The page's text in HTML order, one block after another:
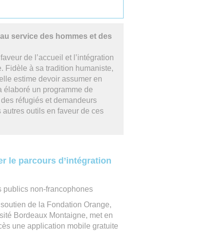
service des hommes et des
de l’accueil et l’intégration
Fidèle à sa tradition humaniste,
estime devoir assumer en
élaboré un programme de
réfugiés et demandeurs
outils en faveur de ces
le parcours d’intégration
publics non-francophones
de la Fondation Orange,
Bordeaux Montaigne, met en
une application mobile gratuite